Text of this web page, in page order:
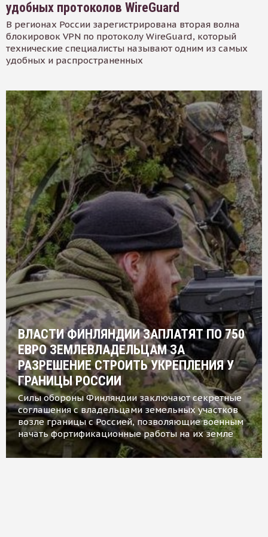
удобных протоколов WireGuard
В регионах России зарегистрирована вторая волна
блокировок VPN по протоколу WireGuard, который
технические специалисты называют одним из самых
удобных и распространенных
ВЛАСТИ ФИНЛЯНДИИ ЗАПЛАТЯТ ПО 750
ЕВРО ЗЕМЛЕВЛАДЕЛЬЦАМ ЗА
РАЗРЕШЕНИЕ СТРОИТЬ УКРЕПЛЕНИЯ У
ГРАНИЦЫ РОССИИ
Силы обороны Финляндии заключают секретные
соглашения с владельцами земельных участков
возле границы с Россией, позволяющие военным
начать фортификационные работы на их земле